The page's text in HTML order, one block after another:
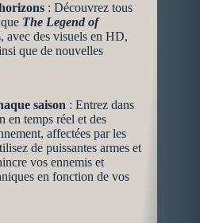
: Découvrez tous
The Legend of
avec des visuels en HD,
que de nouvelles
saison : Entrez dans
en temps réel et des
affectées par les
de puissantes armes et
vos ennemis et
en fonction de vos